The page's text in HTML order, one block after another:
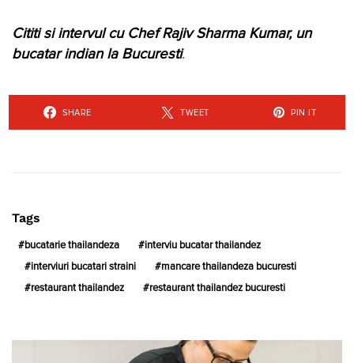
Cititi si intervul cu Chef Rajiv Sharma Kumar, un
bucatar indian la Bucuresti.
SHARE TWEET PIN IT
Tags
bucatarie thailandeza interviu bucatar thailandez
interviuri bucatari straini mancare thailandeza bucuresti
restaurant thailandez restaurant thailandez bucuresti